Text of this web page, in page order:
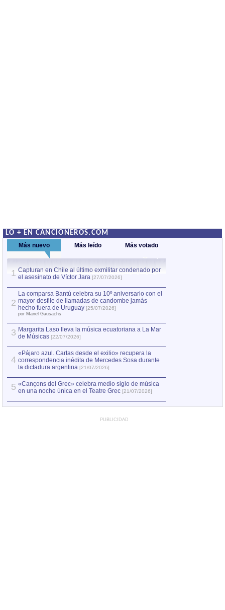
LO + EN CANCIONEROS.COM
Más nuevo Más leído Más votado
1 Capturan en Chile al último exmilitar condenado por
el asesinato de Víctor Jara [27/07/2026]
2
La comparsa Bantú celebra su 10º aniversario con el
mayor desfile de llamadas de candombe jamás
hecho fuera de Uruguay [25/07/2026]
por Manel Gausachs
3 Margarita Laso lleva la música ecuatoriana a La Mar
de Músicas [22/07/2026]
4
«Pájaro azul. Cartas desde el exilio» recupera la
correspondencia inédita de Mercedes Sosa durante
la dictadura argentina [21/07/2026]
5 «Cançons del Grec» celebra medio siglo de música
en una noche única en el Teatre Grec [21/07/2026]
PUBLICIDAD